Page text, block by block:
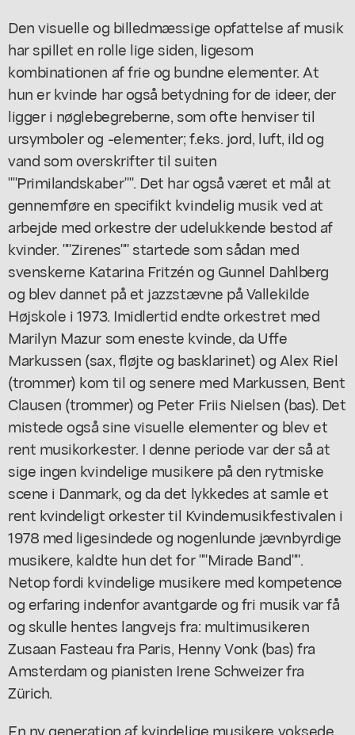
Den visuelle og billedmæssige opfattelse af musik
har spillet en rolle lige siden, ligesom
kombinationen af frie og bundne elementer. At
hun er kvinde har også betydning for de ideer, der
ligger i nøglebegreberne, som ofte henviser til
ursymboler og -elementer; f.eks. jord, luft, ild og
vand som overskrifter til suiten
""Primilandskaber"". Det har også været et mål at
gennemføre en specifikt kvindelig musik ved at
arbejde med orkestre der udelukkende bestod af
kvinder. ""Zirenes"" startede som sådan med
svenskerne Katarina Fritzén og Gunnel Dahlberg
og blev dannet på et jazzstævne på Vallekilde
Højskole i 1973. Imidlertid endte orkestret med
Marilyn Mazur som eneste kvinde, da Uffe
Markussen (sax, fløjte og basklarinet) og Alex Riel
(trommer) kom til og senere med Markussen, Bent
Clausen (trommer) og Peter Friis Nielsen (bas). Det
mistede også sine visuelle elementer og blev et
rent musikorkester. I denne periode var der så at
sige ingen kvindelige musikere på den rytmiske
scene i Danmark, og da det lykkedes at samle et
rent kvindeligt orkester til Kvindemusikfestivalen i
1978 med ligesindede og nogenlunde jævnbyrdige
musikere, kaldte hun det for ""Mirade Band"".
Netop fordi kvindelige musikere med kompetence
og erfaring indenfor avantgarde og fri musik var få
og skulle hentes langvejs fra: multimusikeren
Zusaan Fasteau fra Paris, Henny Vonk (bas) fra
Amsterdam og pianisten Irene Schweizer fra
Zürich.
En ny generation af kvindelige musikere voksede